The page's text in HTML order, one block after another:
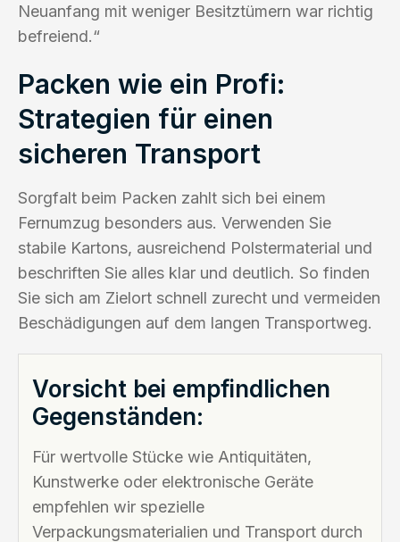
Neuanfang mit weniger Besitztümern war richtig
befreiend.“
Packen wie ein Profi:
Strategien für einen
sicheren Transport
Sorgfalt beim Packen zahlt sich bei einem
Fernumzug besonders aus. Verwenden Sie
stabile Kartons, ausreichend Polstermaterial und
beschriften Sie alles klar und deutlich. So finden
Sie sich am Zielort schnell zurecht und vermeiden
Beschädigungen auf dem langen Transportweg.
Vorsicht bei empfindlichen
Gegenständen:
Für wertvolle Stücke wie Antiquitäten,
Kunstwerke oder elektronische Geräte
empfehlen wir spezielle
Verpackungsmaterialien und Transport durch